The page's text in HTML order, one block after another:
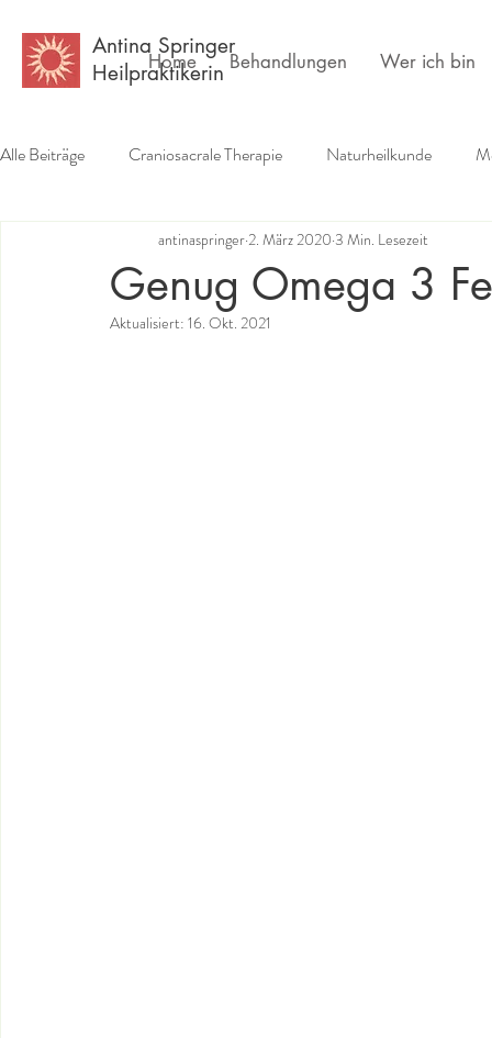
Antina Springer
Heilpraktikerin
Home Behandlungen Wer ich bin
Alle Beiträge Craniosacrale Therapie Naturheilkunde
Erfahrungsberichte Buchempfehlungen Psychlogie
Genug Omega 3
antinaspringer 2. März 2020 3 Min. Lesezeit
Aktualisiert: 16. Okt. 2021